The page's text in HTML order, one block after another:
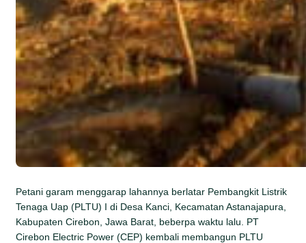
Petani garam menggarap lahannya berlatar Pembangkit Listrik
Tenaga Uap (PLTU) I di Desa Kanci, Kecamatan Astanajapura,
Kabupaten Cirebon, Jawa Barat, beberpa waktu lalu. PT
Cirebon Electric Power (CEP) kembali membangun PLTU